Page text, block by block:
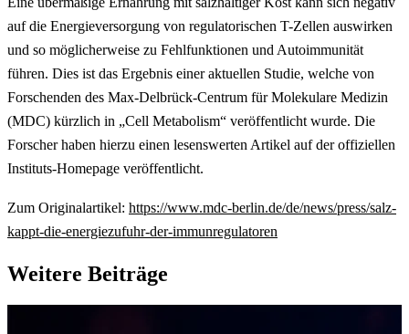
auf die Energieversorgung von regulatorischen T-Zellen auswirken
und so möglicherweise zu Fehlfunktionen und Autoimmunität
führen. Dies ist das Ergebnis einer aktuellen Studie, welche von
Forschenden des Max-Delbrück-Centrum für Molekulare Medizin
(MDC) kürzlich in „Cell Metabolism“ veröffentlicht wurde. Die
Forscher haben hierzu einen lesenswerten Artikel auf der offiziellen
Instituts-Homepage veröffentlicht.
Zum Originalartikel: https://www.mdc-berlin.de/de/news/press/salz-
kappt-die-energiezufuhr-der-immunregulatoren
Weitere Beiträge